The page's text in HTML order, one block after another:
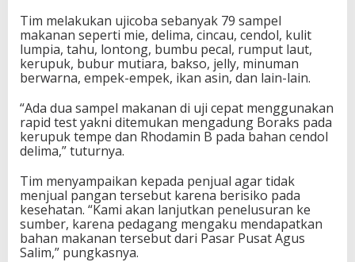
Tim melakukan ujicoba sebanyak 79 sampel
makanan seperti mie, delima, cincau, cendol, kulit
lumpia, tahu, lontong, bumbu pecal, rumput laut,
kerupuk, bubur mutiara, bakso, jelly, minuman
berwarna, empek-empek, ikan asin, dan lain-lain.
“Ada dua sampel makanan di uji cepat menggunakan
rapid test yakni ditemukan mengadung Boraks pada
kerupuk tempe dan Rhodamin B pada bahan cendol
delima,” tuturnya.
Tim menyampaikan kepada penjual agar tidak
menjual pangan tersebut karena berisiko pada
kesehatan. “Kami akan lanjutkan penelusuran ke
sumber, karena pedagang mengaku mendapatkan
bahan makanan tersebut dari Pasar Pusat Agus
Salim,” pungkasnya.